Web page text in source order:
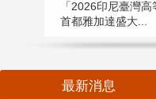
「2026印尼臺灣
首都雅加達盛大...
最新消息